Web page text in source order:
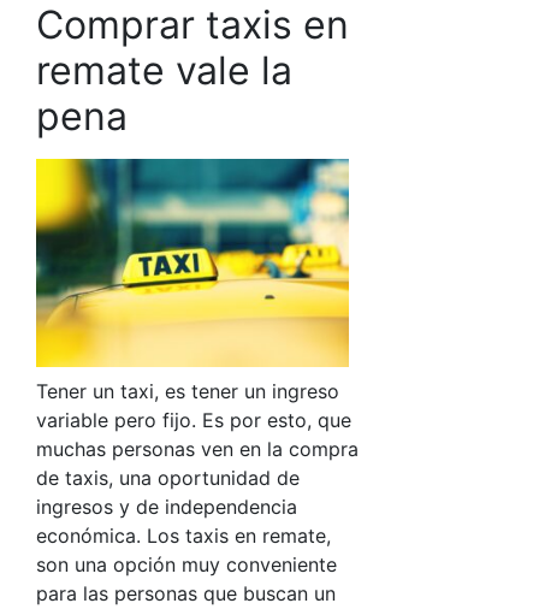
Comprar taxis en
remate vale la
pena
Tener un taxi, es tener un ingreso
variable pero fijo. Es por esto, que
muchas personas ven en la compra
de taxis, una oportunidad de
ingresos y de independencia
económica. Los taxis en remate,
son una opción muy conveniente
para las personas que buscan un